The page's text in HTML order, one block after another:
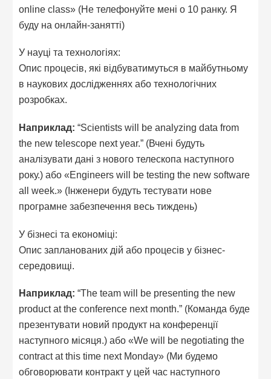
online class» (Не телефонуйте мені о 10 ранку. Я
буду на онлайн-занятті)
У науці та технологіях:
Опис процесів, які відбуватимуться в майбутньому
в наукових дослідженнях або технологічних
розробках.
Наприклад: “Scientists will be analyzing data from
the new telescope next year.” (Вчені будуть
аналізувати дані з нового телескопа наступного
року.) або «Engineers will be testing the new software
all week.» (Інженери будуть тестувати нове
програмне забезпечення весь тиждень)
У бізнесі та економіці:
Опис запланованих дій або процесів у бізнес-
середовищі.
Наприклад: “The team will be presenting the new
product at the conference next month.” (Команда буде
презентувати новий продукт на конференції
наступного місяця.) або «We will be negotiating the
contract at this time next Monday» (Ми будемо
обговорювати контракт у цей час наступного